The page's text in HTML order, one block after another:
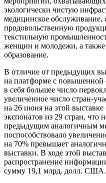
экологически чистую
медицинское обслуживание,
продовольственную
текстильную
женщин и молодежи, а также
образование.
В отличие от предыдущих
на платформе с
в себя большее число
увеличенное число стран-
на 26 июня на этой выставке
экспонатов из 29 стран, что
предыдущим аналогичным
поспособствовало
на 70% превышает
выставки. В ходе этой
распространение
сумму 19,1 млрд. долл. США.